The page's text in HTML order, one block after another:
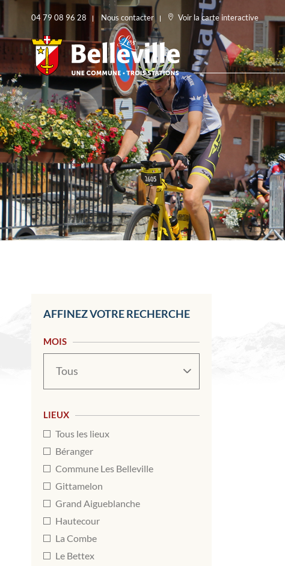
04 79 08 96 28 Nous contacter Voir la carte interactive
AFFINEZ VOTRE RECHERCHE
MOIS
LIEUX
Tous les lieux
Béranger
Commune Les Belleville
Gittamelon
Grand Aigueblanche
Hautecour
La Combe
Le Bettex